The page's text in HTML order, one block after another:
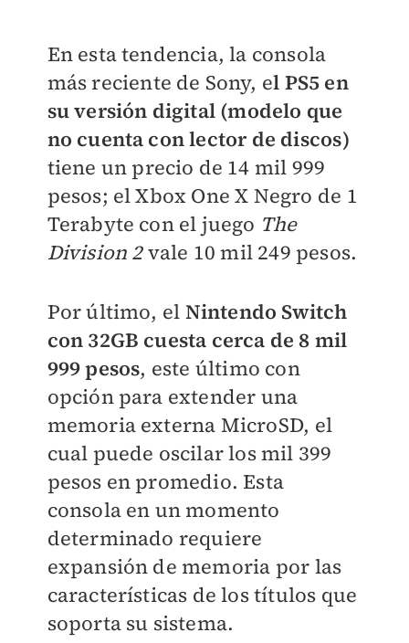
En esta tendencia, la consola
más reciente de Sony, el PS5 en
su versión digital (modelo que
no cuenta con lector de discos)
tiene un precio de 14 mil 999
pesos; el Xbox One X Negro de 1
Terabyte con el juego The
Division 2vale 10 mil 249 pesos.
Por último, el Nintendo Switch
con 32GB cuesta cerca de 8 mil
999 pesos, este último con
opción para extender una
memoria externa MicroSD, el
cual puede oscilar los mil 399
pesos en promedio. Esta
consola en un momento
determinado requiere
expansión de memoria por las
características de los títulos que
soporta su sistema.